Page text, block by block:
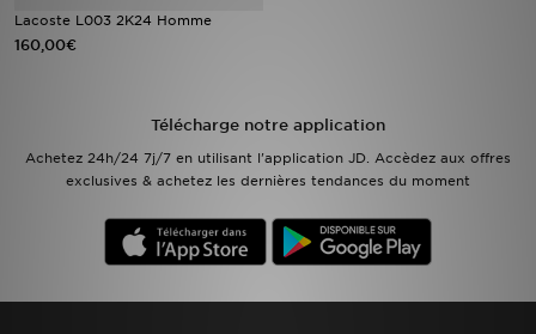
Lacoste L003 2K24 Homme
160,00€
Télécharge notre application
Achetez 24h/24 7j/7 en utilisant l'application JD. Accèdez aux offres
exclusives & achetez les dernières tendances du moment
Sports
Mon JD
Service client